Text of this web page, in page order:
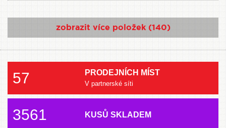
zobrazit více položek (140)
57 PRODEJNÍCH MÍST
V partnerské síti
3561 KUSŮ SKLADEM